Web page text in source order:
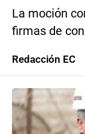
La moción
firmas de
Redacción EC